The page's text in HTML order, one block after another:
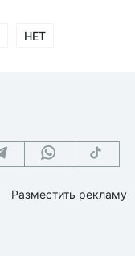
НЕТ
Разместить рекламу